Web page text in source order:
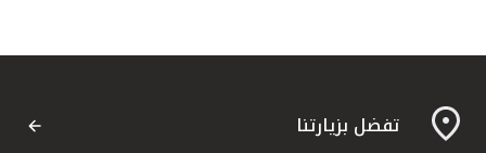
تفضل بزيارتنا